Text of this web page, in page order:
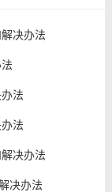
决办法
法
法
决办法
决办法